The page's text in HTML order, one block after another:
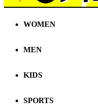
WOMEN
MEN
KIDS
SPORTS